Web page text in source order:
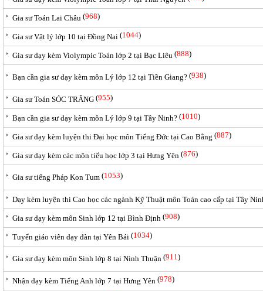
Gia sư Toán Lai Châu (968)
Gia sư Vật lý lớp 10 tại Đồng Nai (1044)
Gia sư dạy kèm Violympic Toán lớp 2 tại Bạc Liêu (888)
Bạn cần gia sư dạy kèm môn Lý lớp 12 tại Tiền Giang? (938)
Gia sư Toán SÓC TRĂNG (955)
Bạn cần gia sư dạy kèm môn Lý lớp 9 tại Tây Ninh? (1010)
Gia sư dạy kèm luyện thi Đại học môn Tiếng Đức tại Cao Bằng (887)
Gia sư dạy kèm các môn tiểu học lớp 3 tại Hưng Yên (876)
Gia sư tiếng Pháp Kon Tum (1053)
Dạy kèm luyện thi Cao học các ngành Kỹ Thuật môn Toán cao cấp tại Tây
Gia sư dạy kèm môn Sinh lớp 12 tại Bình Định (908)
Tuyển giáo viên dạy đàn tại Yên Bái (1034)
Gia sư dạy kèm môn Sinh lớp 8 tại Ninh Thuận (911)
Nhận dạy kèm Tiếng Anh lớp 7 tại Hưng Yên (978)